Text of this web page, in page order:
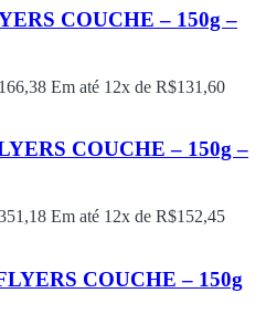
COUCHE – 150g –
Em até 12x de R$131,60
COUCHE – 150g –
Em até 12x de R$152,45
COUCHE – 150g